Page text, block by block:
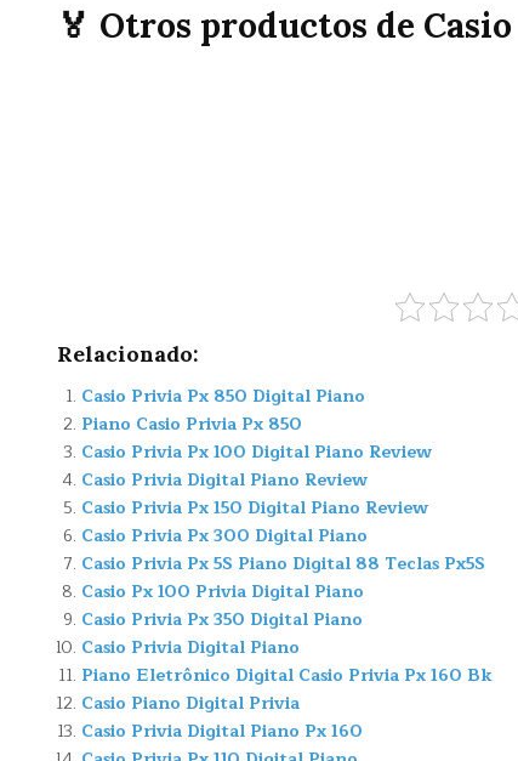
🏅 Otros productos de Casio
Relacionado:
Casio Privia Px 850 Digital Piano
Piano Casio Privia Px 850
Casio Privia Px 100 Digital Piano Review
Casio Privia Digital Piano Review
Casio Privia Px 150 Digital Piano Review
Casio Privia Px 300 Digital Piano
Casio Privia Px 5S Piano Digital 88 Teclas Px5S
Casio Px 100 Privia Digital Piano
Casio Privia Px 350 Digital Piano
Casio Privia Digital Piano
Piano Eletrônico Digital Casio Privia Px 160 Bk
Casio Piano Digital Privia
Casio Privia Digital Piano Px 160